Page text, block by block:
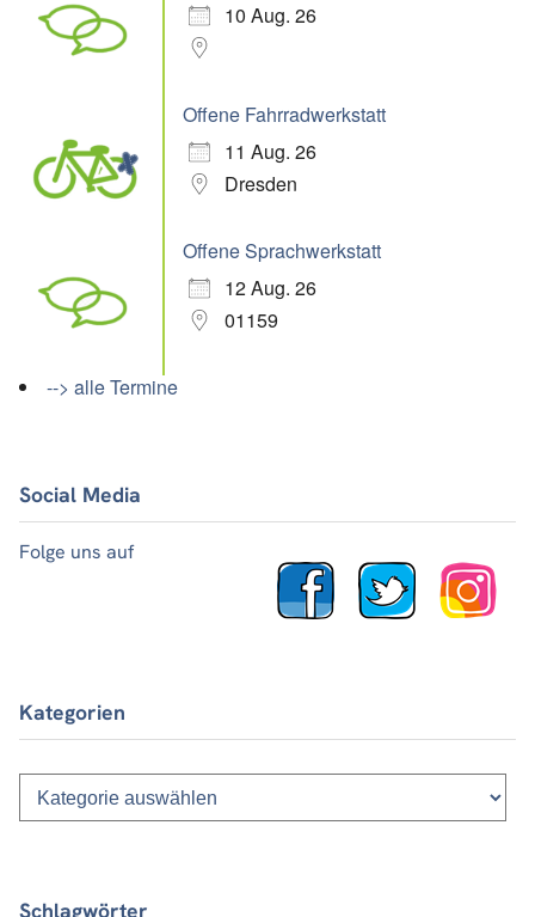
10 Aug. 26
Offene Fahrradwerkstatt
11 Aug. 26
Dresden
Offene Sprachwerkstatt
12 Aug. 26
01159
--> alle Termine
Social Media
Folge uns auf
Kategorien
Kategorien
Schlagwörter